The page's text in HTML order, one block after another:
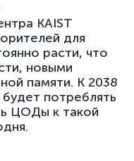
KAIST
для
расти, что
новыми
памяти. К 2038
потреблять
ЦОДы к такой